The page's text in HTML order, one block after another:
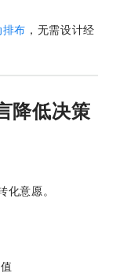
布 ，无需设计经
降低决策
意愿。